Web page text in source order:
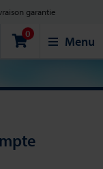
garantie
Achats sécurisés
Virement bancaire.
0 Menu